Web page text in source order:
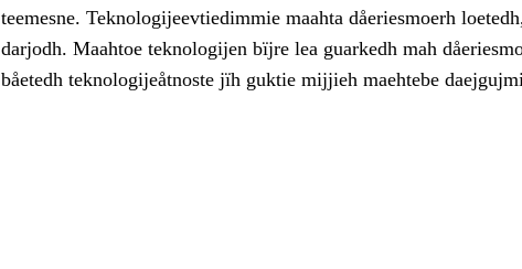
teemesne. Teknologijeevtiedimmie maahta dåeriesmoerh
darjodh. Maahtoe teknologijen bïjre lea guarkedh mah
båetedh teknologijeåtnoste jïh guktie mijjieh maehtebe